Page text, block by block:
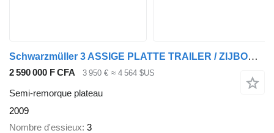
Schwarzmüller 3 ASSIGE PLATTE TRAILER / ZIJBORDEN
2 590 000 F CFA 3 950 € ≈ 4 564 $US
Semi-remorque plateau
2009
Nombre d'essieux 3